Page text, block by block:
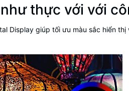
thực với với
Display giúp tối ưu màu sắc hiển